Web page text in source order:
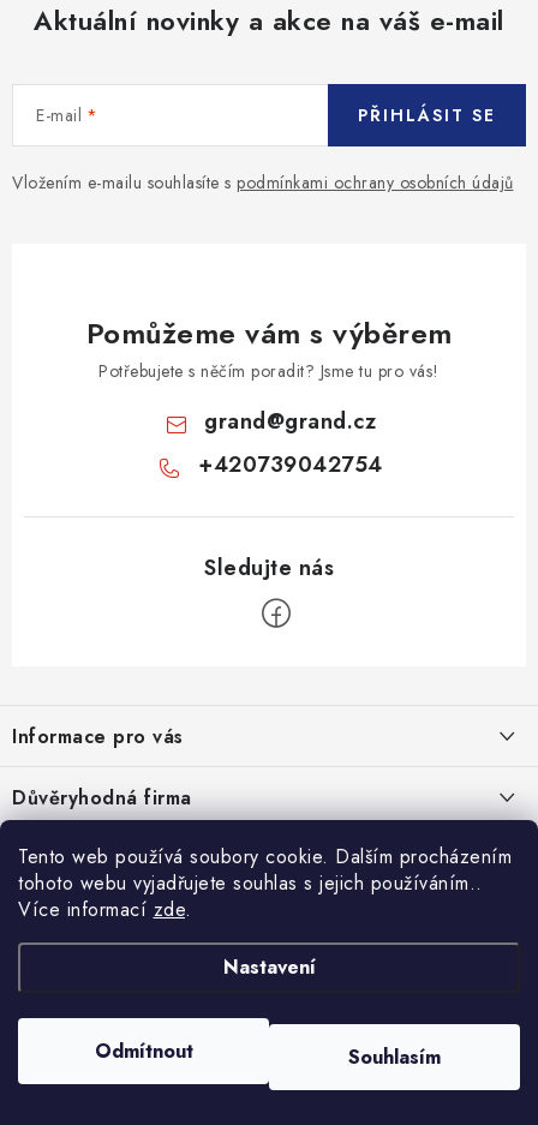
Tento web používá soubory cookie. Dalším procházením
tohoto webu vyjadřujete souhlas s jejich používáním..
Více informací zde.
Nastavení
Odmítnout Souhlasím
Aktuální novinky a akce na váš e-mail
E-mail
Vložením e-mailu souhlasíte s podmínkami ochrany osobních údajů
PŘIHLÁSIT SE
Pomůžeme vám s výběrem
Potřebujete s něčím poradit? Jsme tu pro vás!
grand@grand.cz
+420739042754
p
a
t
Informace pro vás
Velkoobchod
O nás
Kontakty
Náhradní plnění
Důvěryhodná firma
Ověřeno zákazníky
Vytvořil Shoptet
Copyright 2026GRAND - PRACOVNÍ ODĚVY s.r.o. . Všechna práva vyhrazena.